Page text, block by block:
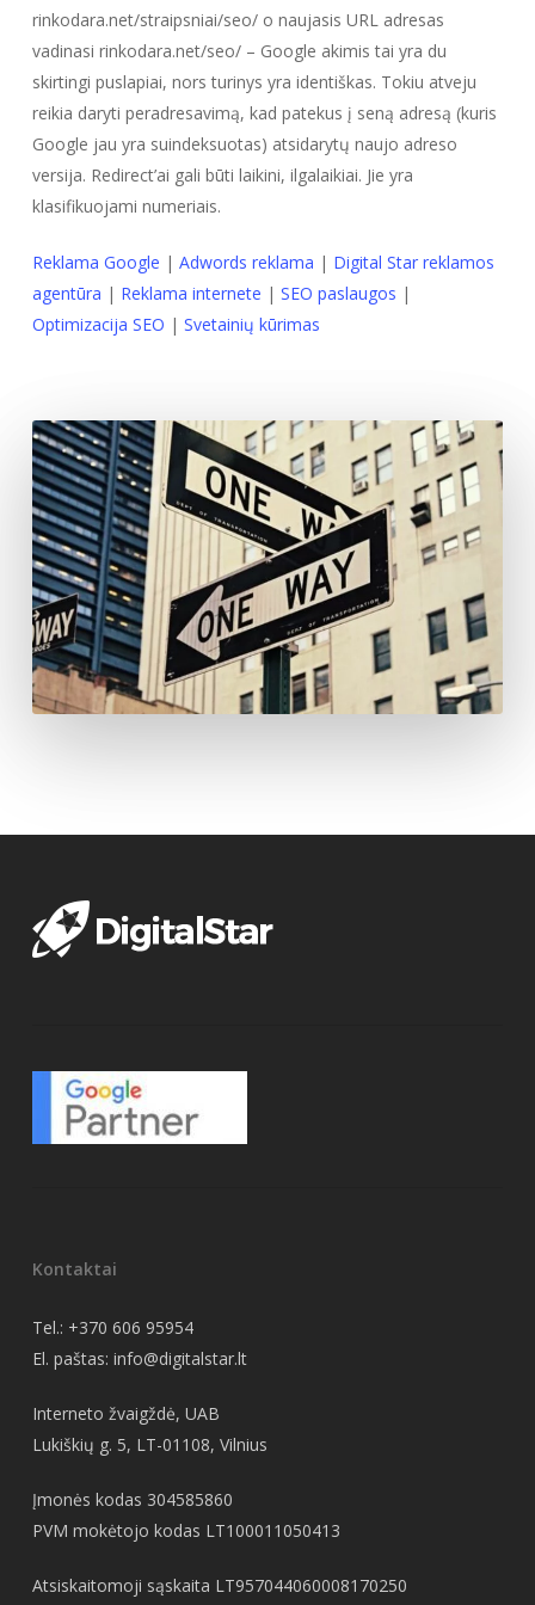
rinkodara.net/straipsniai/seo/ o naujasis URL adresas
vadinasi rinkodara.net/seo/ – Google akimis tai yra du
skirtingi puslapiai, nors turinys yra identiškas. Tokiu atveju
reikia daryti peradresavimą, kad patekus į seną adresą (kuris
Google jau yra suindeksuotas) atsidarytų naujo adreso
versija. Redirect’ai gali būti laikini, ilgalaikiai. Jie yra
klasifikuojami numeriais.
Reklama Google | Adwords reklama | Digital Star reklamos
agentūra | Reklama internete | SEO paslaugos |
Optimizacija SEO | Svetainių kūrimas
Kontaktai
Tel.: +370 606 95954
El. paštas: info@digitalstar.lt
Interneto žvaigždė, UAB
Lukiškių g. 5, LT-01108, Vilnius
Įmonės kodas 304585860
PVM mokėtojo kodas LT100011050413
Atsiskaitomoji sąskaita LT957044060008170250